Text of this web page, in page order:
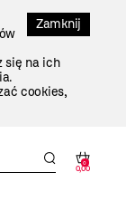
Zamknij
się na ich
cookies,
0
0,00